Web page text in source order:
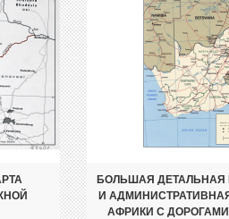
БОЛЬШАЯ ДЕТАЛЬНАЯ
И
АФРИКИ С